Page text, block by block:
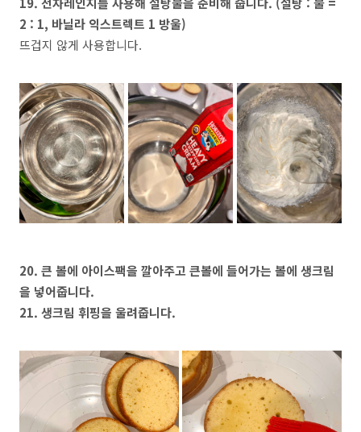
2 : 1, 바닐라 익스트렉트 1 방울)
뜨겁지 않게 사용합니다.
20. 큰 볼에 아이스팩을 깔아주고 큰볼에 들어가는 볼에 생크림
을 넣어줍니다.
21. 생크림 휘핑을 울려줍니다.